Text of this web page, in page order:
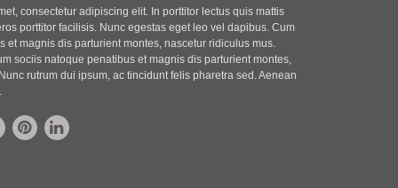
consectetur adipiscing elit. In porttitor lectus quis mattis
porttitor facilisis. Nunc egestas eget leo vel dapibus. Cum
et magnis dis parturient montes, nascetur ridiculus mus.
sociis natoque penatibus et magnis dis parturient montes,
rutrum dui ipsum, ac tincidunt felis pharetra sed. Aenean